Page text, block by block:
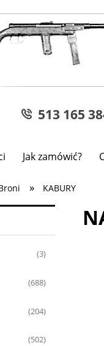
513 165
Jak zamówić?
» KABURY
(3)
(688)
(204)
(502)